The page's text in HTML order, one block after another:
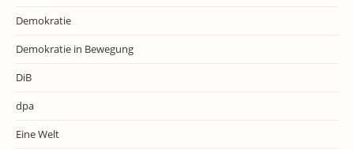
Demokratie
Demokratie in Bewegung
DiB
dpa
Eine Welt